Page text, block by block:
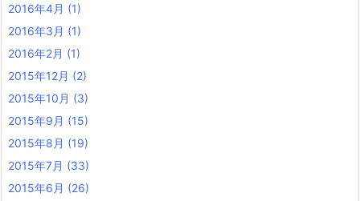
2016年4月 (1)
2016年3月 (1)
2016年2月 (1)
2015年12月 (2)
2015年10月 (3)
2015年9月 (15)
2015年8月 (19)
2015年7月 (33)
2015年6月 (26)